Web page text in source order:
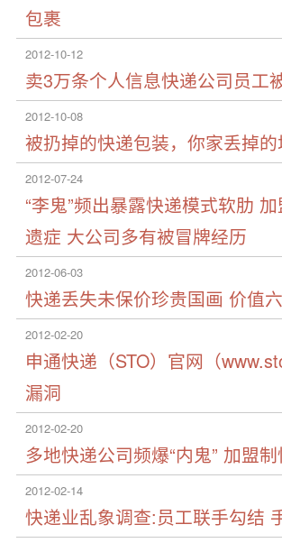
包裹
2012-10-12
卖3万条个人信息快递公司员工
2012-10-08
被扔掉的快递包装，你家丢掉
2012-07-24
“李鬼”频出暴露快递模式软肋
遗症 大公司多有被冒牌经历
2012-06-03
快递丢失未保价珍贵国画 价值
2012-02-20
申通快递（STO）官网（
漏洞
2012-02-20
多地快递公司频爆“内鬼” 加盟
2012-02-14
快递业乱象调查:员工联手勾结